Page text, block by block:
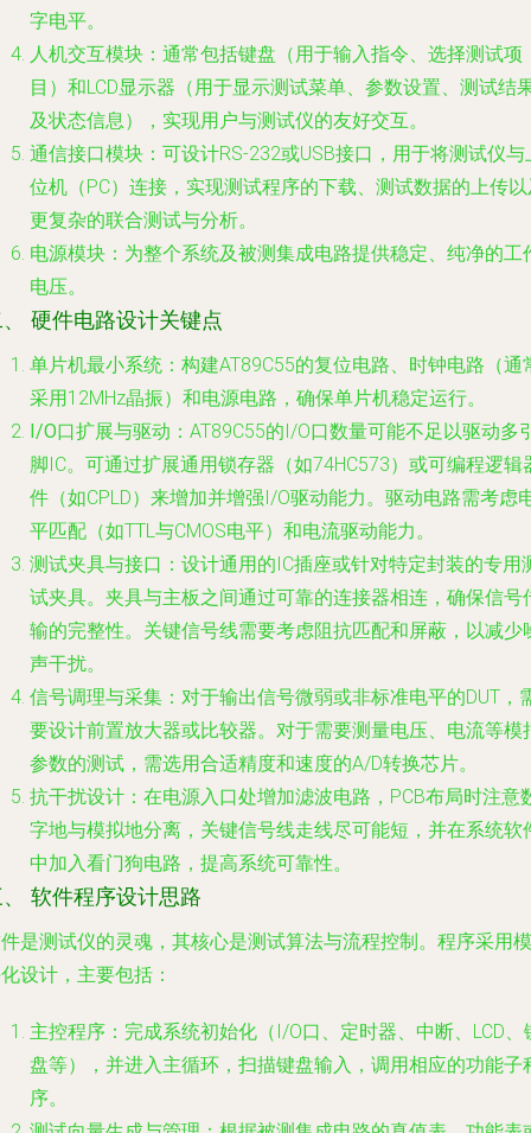
字电平。
人机交互模块 ：通常包括键盘（用于输入指令、选择测试项
目）和LCD显示器（用于显示测试菜单、参数设置、测试结
及状态信息），实现用户与测试仪的友好交互。
通信接口模块 ：可设计RS-232或USB接口，用于将测试仪与
位机（PC）连接，实现测试程序的下载、测试数据的上传
更复杂的联合测试与分析。
电源模块 ：为整个系统及被测集成电路提供稳定、纯净的工
电压。
硬件电路设计关键点
单片机最小系统 ：构建AT89C55的复位电路、时钟电路（通
采用12MHz晶振）和电源电路，确保单片机稳定运行。
I/O口扩展与驱动 ：AT89C55的I/O口数量可能不足以驱动多
脚IC。可通过扩展通用锁存器（如74HC573）或可编程逻辑
件（如CPLD）来增加并增强I/O驱动能力。驱动电路需考虑
平匹配（如TTL与CMOS电平）和电流驱动能力。
测试夹具与接口 ：设计通用的IC插座或针对特定封装的专用
试夹具。夹具与主板之间通过可靠的连接器相连，确保信号
输的完整性。关键信号线需要考虑阻抗匹配和屏蔽，以减少
声干扰。
信号调理与采集 ：对于输出信号微弱或非标准电平的DUT，
要设计前置放大器或比较器。对于需要测量电压、电流等模
参数的测试，需选用合适精度和速度的A/D转换芯片。
抗干扰设计 ：在电源入口处增加滤波电路，PCB布局时注意
字地与模拟地分离，关键信号线走线尽可能短，并在系统软
中加入看门狗电路，提高系统可靠性。
软件程序设计思路
是测试仪的灵魂，其核心是测试算法与流程控制。程序采用模
设计，主要包括：
主控程序 ：完成系统初始化（I/O口、定时器、中断、LCD、
盘等），并进入主循环，扫描键盘输入，调用相应的功能子
序。